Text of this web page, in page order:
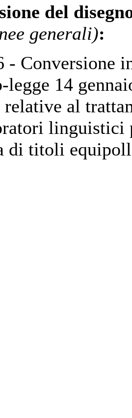
del
generali):
- Conversione
legge 14
al
linguistici
di titoli